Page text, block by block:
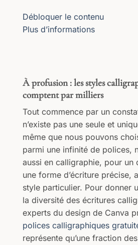
Débloquer le contenu
Plus d’informations
À profusion : les styles
comptent par milliers
Tout commence par un
n’existe pas une seule et
même que nous pouvons
parmi une infinité de polices,
aussi en calligraphie, pour un
une forme d’écriture précise,
style particulier. Pour donner
la diversité des écritures
experts du design de Canva
polices calligraphiques
représente qu’une fraction